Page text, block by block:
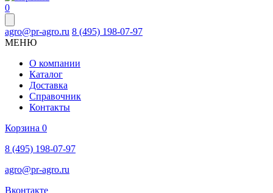
0
agro@pr-agro.ru 8 (495) 198-07-97
МЕНЮ
О компании
Каталог
Доставка
Справочник
Контакты
Корзина 0
8 (495) 198-07-97
agro@pr-agro.ru
Вконтакте